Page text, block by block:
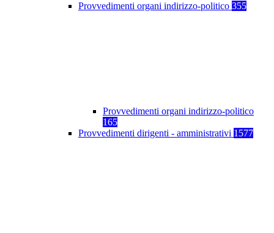
Provvedimenti organi indirizzo-politico 355
Provvedimenti organi indirizzo-politico
165
Provvedimenti dirigenti - amministrativi 1577